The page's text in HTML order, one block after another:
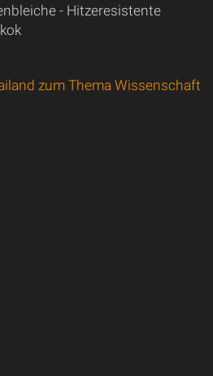
- Hitzeresistente
zum Thema Wissenschaft